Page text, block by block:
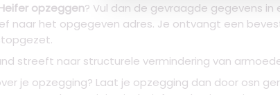
opzeggen? Vul dan de gevraagde gegevens
naar het opgegeven adres. Je ontvangt een
streeft naar structurele vermindering van
je opzegging? Laat je opzegging dan door osn